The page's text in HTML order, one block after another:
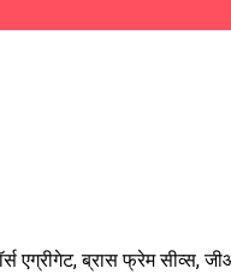
एग्रीगेट, ब्रास फ्रेम